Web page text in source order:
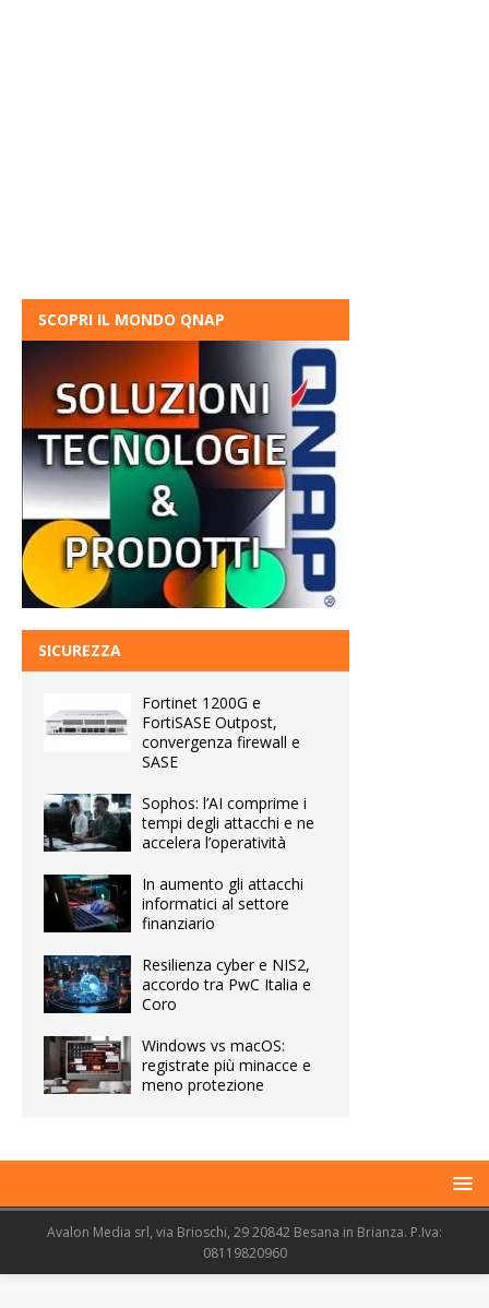
SCOPRI IL MONDO QNAP
SICUREZZA
Fortinet 1200G e
FortiSASE Outpost,
convergenza firewall e
SASE
Sophos: l’AI comprime i
tempi degli attacchi e ne
accelera l’operatività
In aumento gli attacchi
informatici al settore
finanziario
Resilienza cyber e NIS2,
accordo tra PwC Italia e
Coro
Windows vs macOS:
registrate più minacce e
meno protezione
Avalon Media srl, via Brioschi, 29 20842 Besana in Brianza. P.Iva:
08119820960